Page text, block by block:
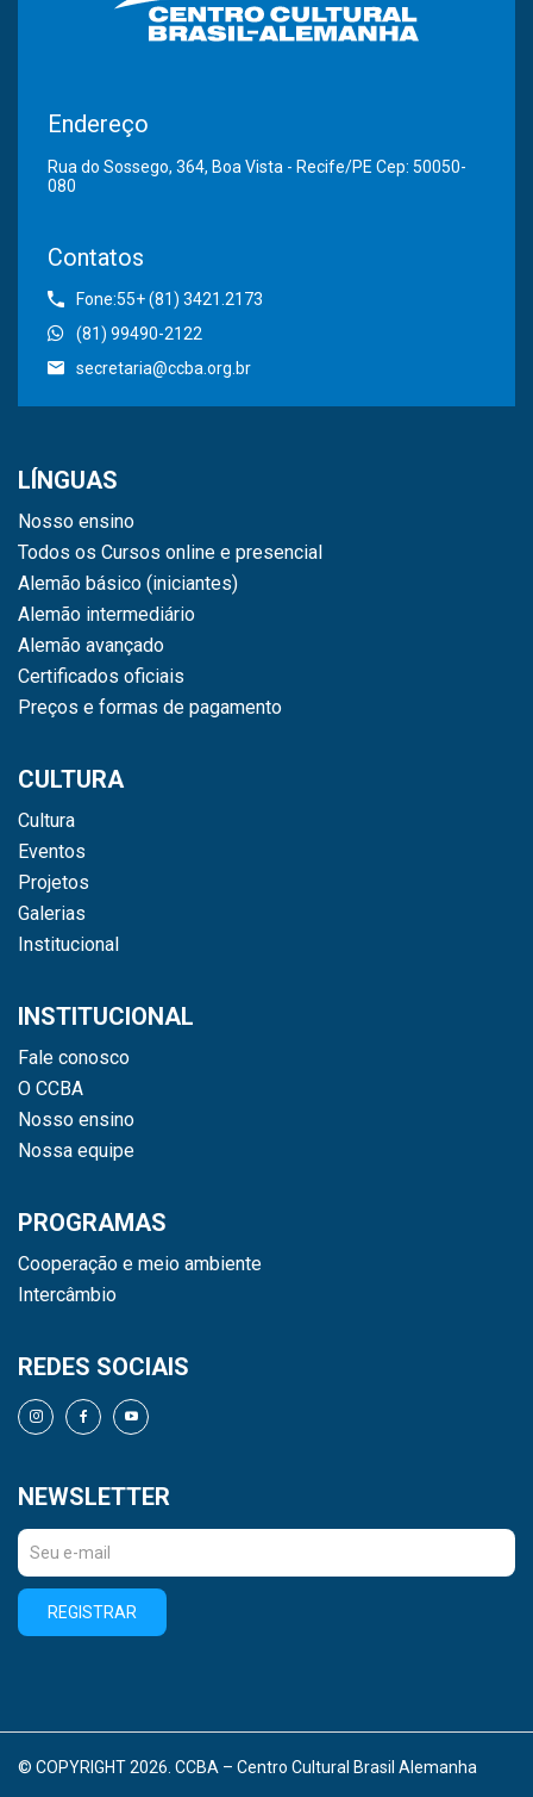
Endereço
Rua do Sossego, 364, Boa Vista - Recife/PE Cep: 50050-
080
Contatos
Fone:55+ (81) 3421.2173
(81) 99490-2122
secretaria@ccba.org.br
LÍNGUAS
Nosso ensino
Todos os Cursos online e presencial
Alemão básico (iniciantes)
Alemão intermediário
Alemão avançado
Certificados oficiais
Preços e formas de pagamento
CULTURA
Cultura
Eventos
Projetos
Galerias
Institucional
INSTITUCIONAL
Fale conosco
O CCBA
Nosso ensino
Nossa equipe
PROGRAMAS
Cooperação e meio ambiente
Intercâmbio
REDES SOCIAIS
NEWSLETTER
REGISTRAR
© COPYRIGHT 2026. CCBA – Centro Cultural Brasil Alemanha